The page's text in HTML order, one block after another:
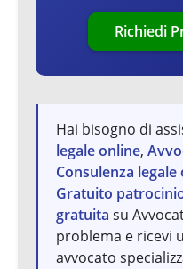
Richiedi
Hai bisogno di
legale online,
Consulenza legale
Gratuito
gratuita su
problema e ricevi
avvocato